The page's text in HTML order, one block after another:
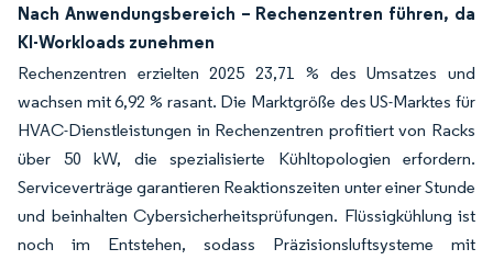
Nach Anwendungsbereich – Rechenzentren führen, da
KI-Workloads zunehmen
Rechenzentren erzielten 2025 23,71 % des Umsatzes und
wachsen mit 6,92 % rasant. Die Marktgröße des US-Marktes für
HVAC-Dienstleistungen in Rechenzentren profitiert von Racks
über 50 kW, die spezialisierte Kühltopologien erfordern.
Serviceverträge garantieren Reaktionszeiten unter einer Stunde
und beinhalten Cybersicherheitsprüfungen. Flüssigkühlung ist
noch im Entstehen, sodass Präzisionsluftsysteme mit